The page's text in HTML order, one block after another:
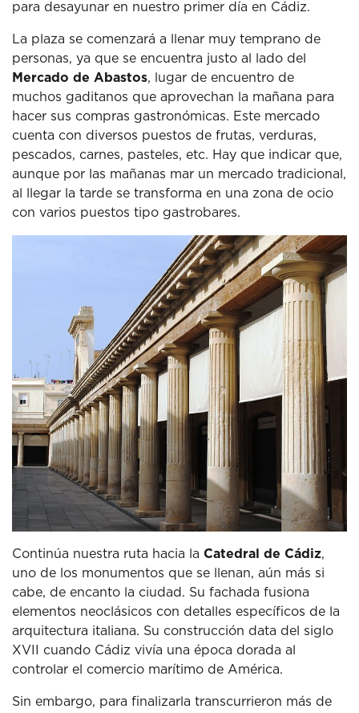
para desayunar en nuestro primer día en Cádiz.
La plaza se comenzará a llenar muy temprano de
personas, ya que se encuentra justo al lado del
Mercado de Abastos, lugar de encuentro de
muchos gaditanos que aprovechan la mañana para
hacer sus compras gastronómicas. Este mercado
cuenta con diversos puestos de frutas, verduras,
pescados, carnes, pasteles, etc. Hay que indicar que,
aunque por las mañanas mar un mercado tradicional,
al llegar la tarde se transforma en una zona de ocio
con varios puestos tipo gastrobares.
Continúa nuestra ruta hacia la Catedral de Cádiz,
uno de los monumentos que se llenan, aún más si
cabe, de encanto la ciudad. Su fachada fusiona
elementos neoclásicos con detalles específicos de la
arquitectura italiana. Su construcción data del siglo
XVII cuando Cádiz vivía una época dorada al
controlar el comercio marítimo de América.
Sin embargo, para finalizarla transcurrieron más de